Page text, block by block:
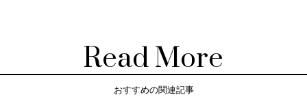
Read More
おすすめの関連記事